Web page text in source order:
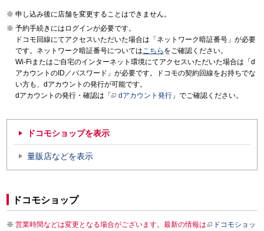
申し込み後に店舗を変更することはできません。
予約手続きにはログインが必要です。
ドコモ回線にてアクセスいただいた場合は「ネットワーク暗証番号」が必要
です。ネットワーク暗証番号についてはこちら をご確認ください。
Wi-Fiまたはご自宅のインターネット環境にてアクセスいただいた場合は「d
アカウントのID／パスワード」が必要です。ドコモの契約回線をお持ちでな
い方も、dアカウントの発行が可能です。
dアカウントの発行・確認は「
dアカウント発行 」でご確認ください。
ドコモショップを表示
量販店などを表示
ドコモショップ
営業時間などは変更となる場合がございます。最新の情報は
ドコモショッ